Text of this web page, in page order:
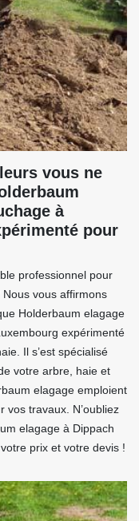
vous ne
à
pour
professionnel pour
vous affirmons
Holderbaum elagage
expérimenté
Il s’est spécialisé
votre arbre, haie et
elagage emploient
vos travaux. N’oubliez
elagage à Dippach
prix et votre devis !